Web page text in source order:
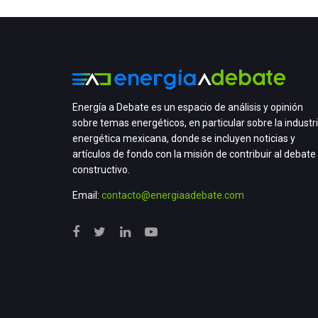
Energía a Debate es un espacio de análisis y opinión
sobre temas energéticos, en particular sobre la
energética mexicana, donde se incluyen noticias y
artículos de fondo con la misión de contribuir al debate
constructivo.
Email: contacto@energiaadebate.com